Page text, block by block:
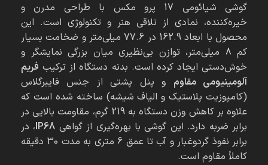
گوشی شیائومی 17 پرو مکس با طراحی مدرن و
خیره‌کننده، نمادی از تلاقی هنر و تکنولوژی است. این
محصول با ابعاد 162.9 در 77.6 میلی‌متر و ضخامت بسیار
کم 8 میلی‌متر، توازن بی‌نظیری میان بزرگی نمایشگر و
خوش‌دستی ایجاد کرده است. بدنه دستگاه از ترکیب فریم
آلومینیومی مقاوم و پنل پشتی از جنس فایبرگلاس
(کامپوزیت پلاستیک و الیاف شیشه) ساخته شده است که
علاوه بر کاهش وزن دستگاه به 219 گرم، مقاومت بالایی در
برابر ضربه دارد. این گوشی با بهره‌گیری از گواهی IP68، در
برابر نفوذ گردوغبار و آب تا عمق 6 متری به مدت 30 دقیقه
کاملاً مقاوم است.